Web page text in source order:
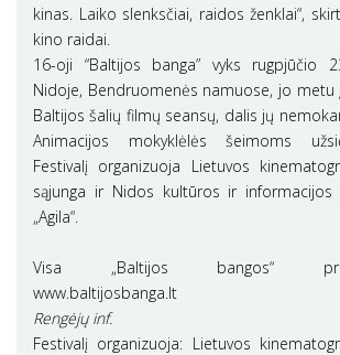
kinas. Laiko slenksčiai, raidos ženklai“,
kino raidai.
16-oji “Baltijos banga” vyks rugpjūčio
Nidoje, Bendruomenės namuose, jo metu
Baltijos šalių filmų seansų, dalis jų
Animacijos mokyklėlės šeimoms
Festivalį organizuoja Lietuvos
sąjunga ir Nidos kultūros ir informacijos
„Agila“.
Visa „Baltijos bangos“
www.baltijosbanga.lt
Rengėjų inf.
Festivalį organizuoja: Lietuvos